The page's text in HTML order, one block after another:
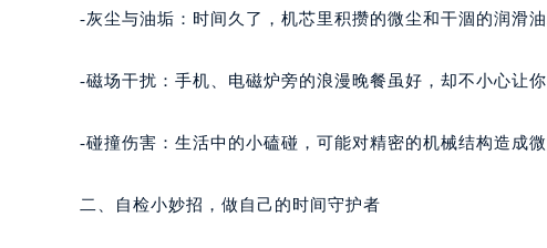
-灰尘与油垢：时间久了，机芯里积攒的微尘和干涸的润滑
-磁场干扰：手机、电磁炉旁的浪漫晚餐虽好，却不小心让
-碰撞伤害：生活中的小磕碰，可能对精密的机械结构造成
二、自检小妙招，做自己的时间守护者